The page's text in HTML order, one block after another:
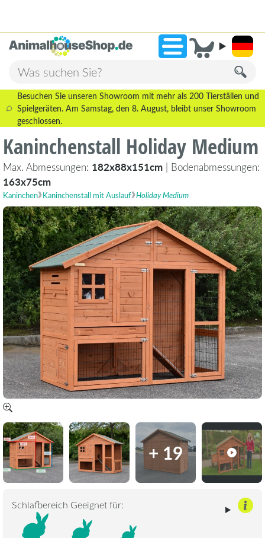
»2.238 Bewertungen!
Besuchen Sie unseren Showroom mit mehr als 200 Tierställen und
Spielgeräten. Am Samstag, den 8. August, bleibt unser Showroom
geschlossen.
Kaninchenstall Holiday Medium
Max. Abmessungen: 182x88x151cm | Bodenabmessungen:
163x75cm
Kaninchen Kaninchenstall mit Auslauf Holiday Medium
+ 19
Schlafbereich Geeignet für: